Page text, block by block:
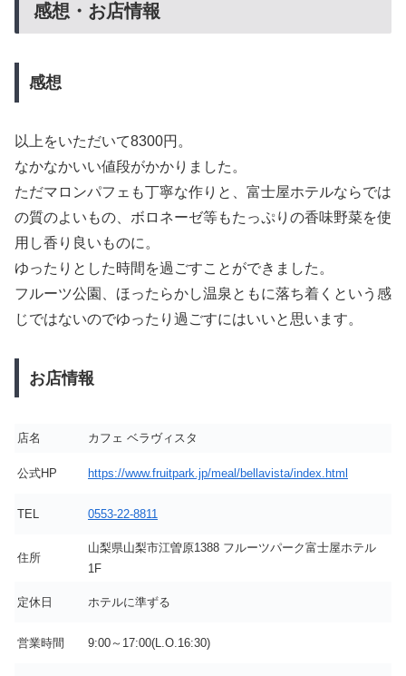
感想・お店情報
感想
以上をいただいて8300円。
なかなかいい値段がかかりました。
ただマロンパフェも丁寧な作りと、富士屋ホテルならでは
の質のよいもの、ボロネーゼ等もたっぷりの香味野菜を使
用し香り良いものに。
ゆったりとした時間を過ごすことができました。
フルーツ公園、ほったらかし温泉ともに落ち着くという感
じではないのでゆったり過ごすにはいいと思います。
お店情報
店名 カフェ ベラヴィスタ
公式HP https://www.fruitpark.jp/meal/bellavista/index.html
TEL 0553-22-8811
住所
山梨県山梨市江曽原1388 フルーツパーク富士屋ホテル
1F
定休日 ホテルに準ずる
営業時間 9:00～17:00(L.O.16:30)